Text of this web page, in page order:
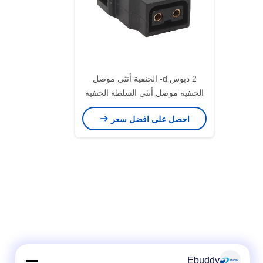
2 دبوس d- الحنفية أنثى موصل
الحنفية موصل أنثى السلطة الحنفية
موصلات ل انطون باور
احصل على افضل سعر
Ebuddy